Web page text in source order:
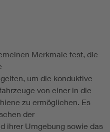
Übersicht
Merkmale fest, die
um die konduktive
von einer in die
zu ermöglichen. Es
der
ihrer Umgebung sowie das